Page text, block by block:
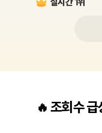
🔥 조회수 급